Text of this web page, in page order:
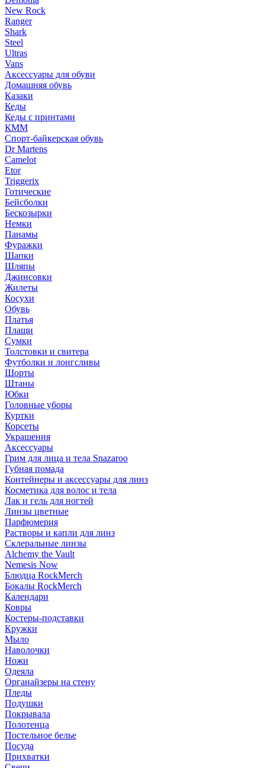
New Rock
Ranger
Shark
Steel
Ultras
Vans
Аксессуары для обуви
Домашняя обувь
Казаки
Кеды
Кеды с принтами
КММ
Спорт-байкерская обувь
Dr Martens
Camelot
Etor
Triggerix
Готические
Бейсболки
Бескозырки
Немки
Панамы
Фуражки
Шапки
Шляпы
Джинсовки
Жилеты
Косухи
Обувь
Платья
Плащи
Сумки
Толстовки и свитера
Футболки и лонгсливы
Шорты
Штаны
Юбки
Головные уборы
Куртки
Корсеты
Украшения
Аксессуары
Грим для лица и тела Snazaroo
Губная помада
Контейнеры и аксессуары для линз
Косметика для волос и тела
Лак и гель для ногтей
Линзы цветные
Парфюмерия
Растворы и капли для линз
Склеральные линзы
Alchemy the Vault
Nemesis Now
Блюдца RockMerch
Бокалы RockMerch
Календари
Ковры
Костеры-подставки
Кружки
Мыло
Наволочки
Ножи
Одеяла
Органайзеры на стену
Пледы
Подушки
Покрывала
Полотенца
Постельное белье
Посуда
Прихватки